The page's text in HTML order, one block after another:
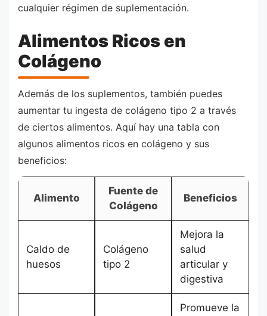
cualquier régimen de suplementación.
Alimentos Ricos en
Colágeno
Además de los suplementos, también puedes
aumentar tu ingesta de colágeno tipo 2 a través
de ciertos alimentos. Aquí hay una tabla con
algunos alimentos ricos en colágeno y sus
beneficios:
Alimento
Fuente de
Colágeno
Beneficios
Caldo de
huesos
Colágeno
tipo 2
Mejora la
salud
articular y
digestiva
Promueve la